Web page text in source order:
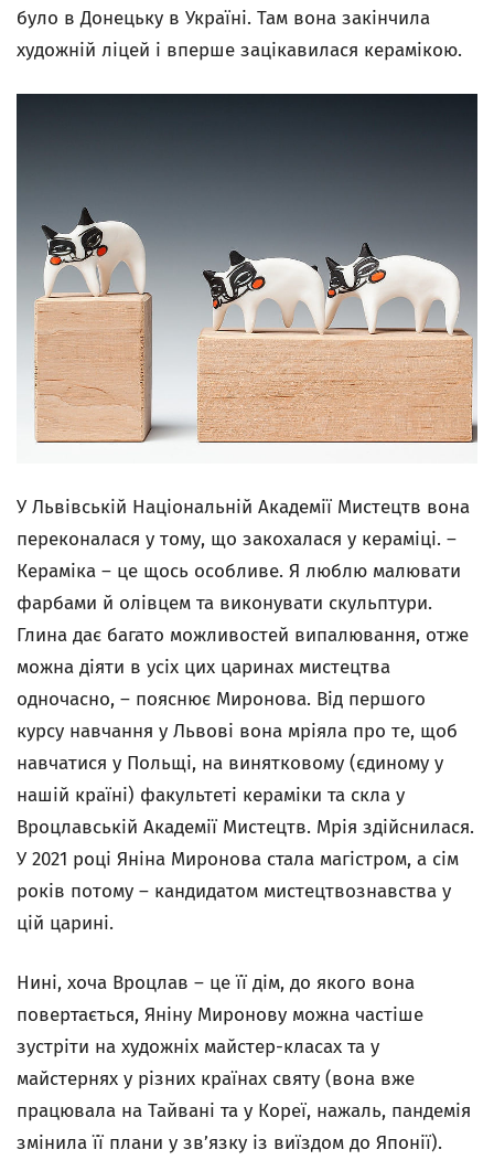
було в Донецьку в Україні. Там вона закінчила
художній ліцей і вперше зацікавилася керамікою.
У Львівській Національній Академії Мистецтв вона
переконалася у тому, що закохалася у кераміці. –
Кераміка – це щось особливе. Я люблю малювати
фарбами й олівцем та виконувати скульптури.
Глина дає багато можливостей випалювання, отже
можна діяти в усіх цих царинах мистецтва
одночасно, – пояснює Миронова. Від першого
курсу навчання у Львові вона мріяла про те, щоб
навчатися у Польщі, на винятковому (єдиному у
нашій країні) факультеті кераміки та скла у
Вроцлавській Академії Мистецтв. Мрія здійснилася.
У 2021 році Яніна Миронова стала магістром, а сім
років потому – кандидатом мистецтвознавства у
цій царині.
Нині, хоча Вроцлав – це її дім, до якого вона
повертається, Яніну Миронову можна частіше
зустріти на художніх майстер-класах та у
майстернях у різних країнах святу (вона вже
працювала на Тайвані та у Кореї, нажаль, пандемія
змінила її плани у зв’язку із виїздом до Японії).